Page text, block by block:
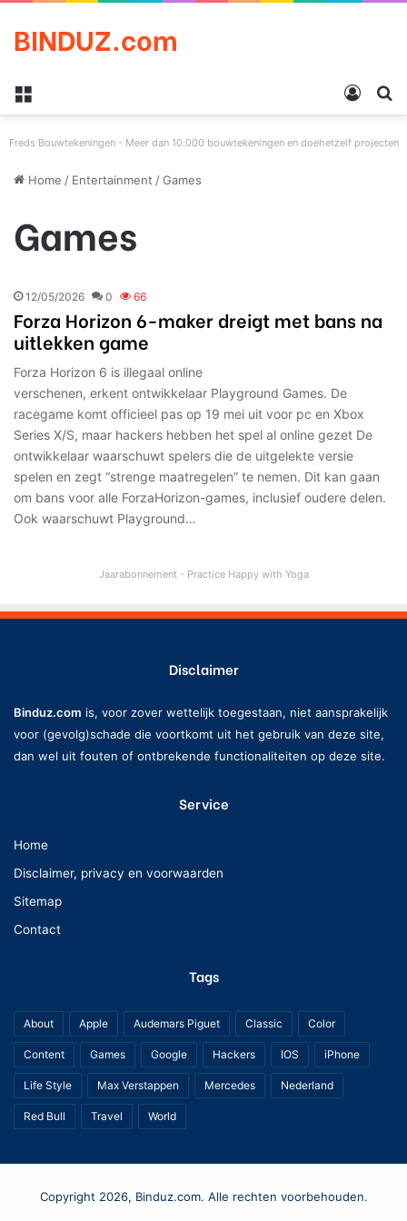
BINDUZ.com
Log in
Freds Bouwtekeningen - Meer dan 10.000 bouwtekeningen en doehetzelf projecten
Home / Entertainment /Games
Games
12/05/2026 0 66
Forza Horizon 6-maker dreigt met bans na
uitlekken game
Forza Horizon 6 is illegaal online
verschenen, erkent ontwikkelaar Playground Games. De
racegame komt officieel pas op 19 mei uit voor pc en Xbox
Series X/S, maar hackers hebben het spel al online gezet De
ontwikkelaar waarschuwt spelers die de uitgelekte versie
spelen en zegt “strenge maatregelen” te nemen. Dit kan gaan
om bans voor alle ForzaHorizon-games, inclusief oudere delen.
Ook waarschuwt Playground…
Jaarabonnement - Practice Happy with Yoga
Disclaimer
Binduz.com is, voor zover wettelijk toegestaan, niet aansprakelijk
voor (gevolg)schade die voortkomt uit het gebruik van deze site,
dan wel uit fouten of ontbrekende functionaliteiten op deze site.
Service
Home
Disclaimer, privacy en voorwaarden
Sitemap
Contact
Tags
About Apple Audemars Piguet Classic Color
Content Games Google Hackers IOS iPhone
Life Style Max Verstappen Mercedes Nederland
Red Bull Travel World
Copyright 2026, Binduz.com. Alle rechten voorbehouden.